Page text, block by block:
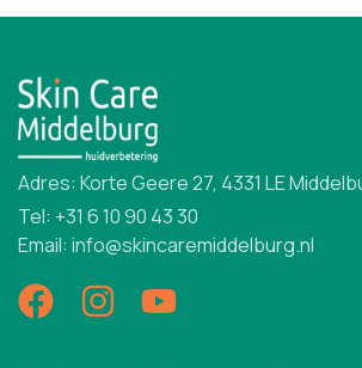
Adres: Korte Geere 27, 4331 LE
Tel: +31 6 10 90 43 30
Email: info@skincaremiddelburg.nl